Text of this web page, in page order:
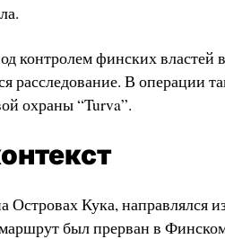
контролем финских властей
расследование. В операции
охраны “Turva”.
Островах Кука, направлялся
был прерван в